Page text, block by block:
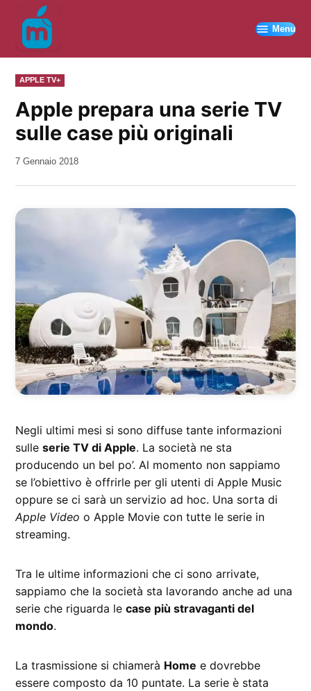
contenuto
Menu
PUBBLICATO
IN
APPLE TV+
Apple prepara una serie TV
sulle case più originali
da
7 Gennaio 2018
Negli ultimi mesi si sono diffuse tante informazioni
sulleserie TV di Apple. La società ne sta
producendo un bel po’. Al momento non sappiamo
se l’obiettivo è offrirle per gli utenti di Apple Music
oppure se ci sarà un servizio ad hoc. Una sorta di
Apple Video o Apple Movie con tutte le serie in
streaming.
Tra le ultime informazioni che ci sono arrivate,
sappiamo che la società sta lavorando anche ad una
serie che riguarda lecase più stravaganti del
mondo.
La trasmissione si chiamerà Home e dovrebbe
essere composto da 10 puntate. La serie è stata